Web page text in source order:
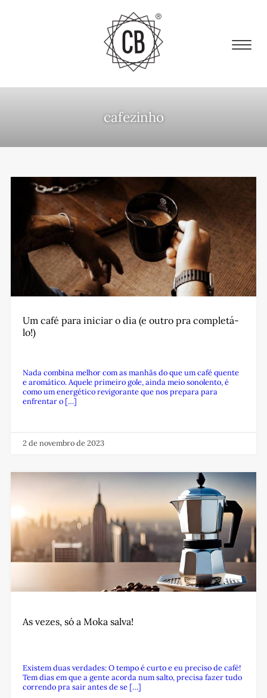
cafezinho
Um café para iniciar o dia (e outro pra completá-
lo!)
Nada combina melhor com as manhãs do que um café quente
e aromático. Aquele primeiro gole, ainda meio sonolento, é
como um energético revigorante que nos prepara para
enfrentar o […]
2 de novembro de 2023
As vezes, só a Moka salva!
Existem duas verdades: O tempo é curto e eu preciso de café!
Tem dias em que a gente acorda num salto, precisa fazer tudo
correndo pra sair antes de se […]